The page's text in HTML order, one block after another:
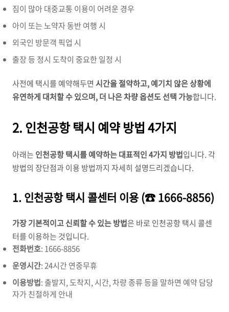
짐이 많아 대중교통 이용이 어려운 경우
아이 또는 노약자 동반 여행 시
외국인 방문객 픽업 시
출장 등 정시 도착이 중요한 일정 시
사전에 택시를 예약해두면 시간을 절약하고, 예기치 않은 상황에
유연하게 대처할 수 있으며, 더 나은 차량 옵션도 선택 가능합니다.
2. 인천공항 택시 예약 방법 4가지
아래는 인천공항 택시를 예약하는 대표적인 4가지 방법입니다. 각
방법의 장단점과 이용 방법까지 자세히 설명드리겠습니다.
1. 인천공항 택시 콜센터 이용 (☎ 1666-8856)
가장 기본적이고 신뢰할 수 있는 방법은 바로 인천공항 택시 콜센
터를 이용하는 것입니다.
전화번호: 1666-8856
운영시간: 24시간 연중무휴
이용방법: 출발지, 도착지, 시간, 차량 종류 등을 말하면 예약 담당
자가 친절하게 안내